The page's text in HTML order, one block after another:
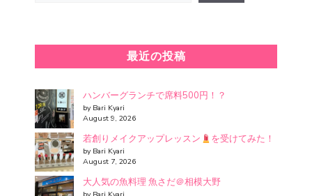
最近の投稿
ハンバーグランチで席料500円！？
by Bari Kyari
August 9, 2026
若創りメイクアップレッスン を受けてみた！
by Bari Kyari
August 7, 2026
大人気の魚料理 魚さだ＠相模大野